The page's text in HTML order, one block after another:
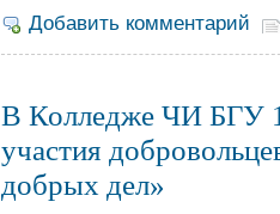
Добавить комментарий
В Колледже ЧИ БГУ
участия
добрых дел»